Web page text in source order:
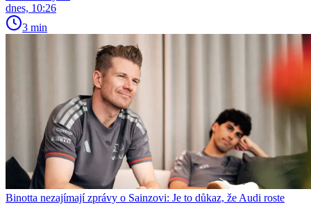
dnes, 10:26
3 min
Binotta nezajímají zprávy o Sainzovi: Je to důkaz, že Audi roste